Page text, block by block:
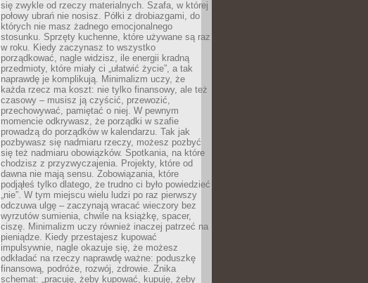
się zwykle od rzeczy materialnych. Szafa, w której
połowy ubrań nie nosisz. Półki z drobiazgami, do
których nie masz żadnego emocjonalnego
stosunku. Sprzęty kuchenne, które używane są raz
w roku. Kiedy zaczynasz to wszystko
porządkować, nagle widzisz, ile energii kradną
przedmioty, które miały ci „ułatwić życie”, a tak
naprawdę je komplikują. Minimalizm uczy, że
każda rzecz ma koszt: nie tylko finansowy, ale też
czasowy – musisz ją czyścić, przewozić,
przechowywać, pamiętać o niej. W pewnym
momencie odkrywasz, że porządki w szafie
prowadzą do porządków w kalendarzu. Tak jak
pozbywasz się nadmiaru rzeczy, możesz pozbyć
się też nadmiaru obowiązków. Spotkania, na które
chodzisz z przyzwyczajenia. Projekty, które od
dawna nie mają sensu. Zobowiązania, które
podjąłeś tylko dlatego, że trudno ci było powiedzieć
„nie”. W tym miejscu wielu ludzi po raz pierwszy
odczuwa ulgę – zaczynają wracać wieczory bez
wyrzutów sumienia, chwile na książkę, spacer,
ciszę. Minimalizm uczy również inaczej patrzeć na
pieniądze. Kiedy przestajesz kupować
impulsywnie, nagle okazuje się, że możesz
odkładać na rzeczy naprawdę ważne: poduszkę
finansową, podróże, rozwój, zdrowie. Znika
schemat: „pracuję, żeby kupować, kupuję, żeby